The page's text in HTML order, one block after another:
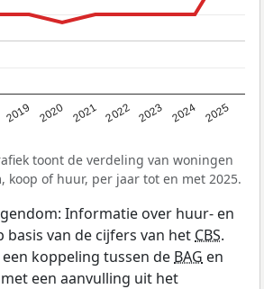
2019 2020 2021 2022 2023 2024 2025
toont de verdeling van woningen
koop of huur, per jaar tot en met 2025.
Informatie over huur- en
van de cijfers van het CBS.
koppeling tussen de BAG en
een aanvulling uit het